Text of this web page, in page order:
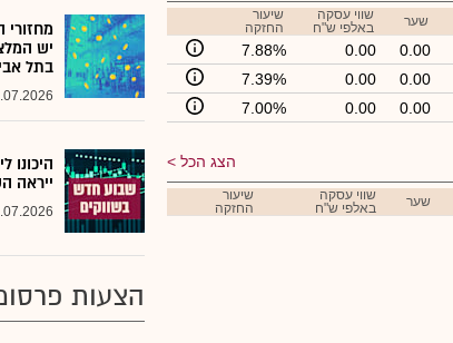
שער
שווי עסקה
באלפי ש"ח
שיעור
החזקה
0.00
0.00
7.88%
0.00
0.00
7.39%
0.00
0.00
7.00%
הצג הכל
שער
שווי עסקה
באלפי ש"ח
שיעור
החזקה
מחזורי
יש
בתל
היכונו
ייראה
הצעות